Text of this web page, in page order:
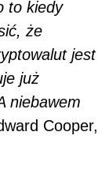
to kiedy
że
jest
już
niebawem
Cooper,